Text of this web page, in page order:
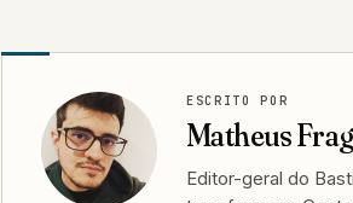
ESCRITO POR
Matheus
Editor-geral do